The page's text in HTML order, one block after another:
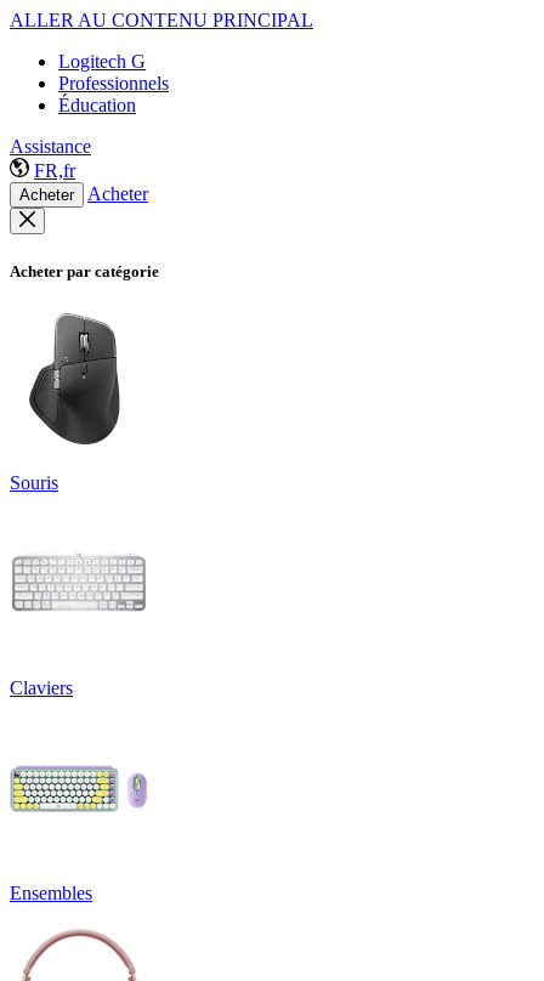
ALLER AU CONTENU PRINCIPAL
Logitech G
Professionnels
Éducation
Assistance
FR,fr
Acheter Acheter
Acheter par catégorie
Souris
Claviers
Ensembles